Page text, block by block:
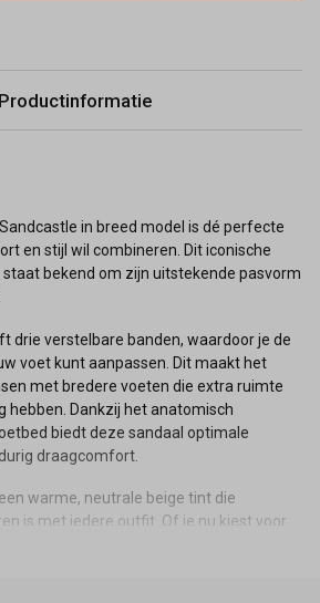
Productinformatie
in breed model is dé perfecte
en stijl wil combineren. Dit iconische
bekend om zijn uitstekende pasvorm
drie verstelbare banden, waardoor je de
voet kunt aanpassen. Dit maakt het
met bredere voeten die extra ruimte
hebben. Dankzij het anatomisch
biedt deze sandaal optimale
draagcomfort.
warme, neutrale beige tint die
is met iedere outfit. Of je nu kiest voor
of een comfortabele outfit voor